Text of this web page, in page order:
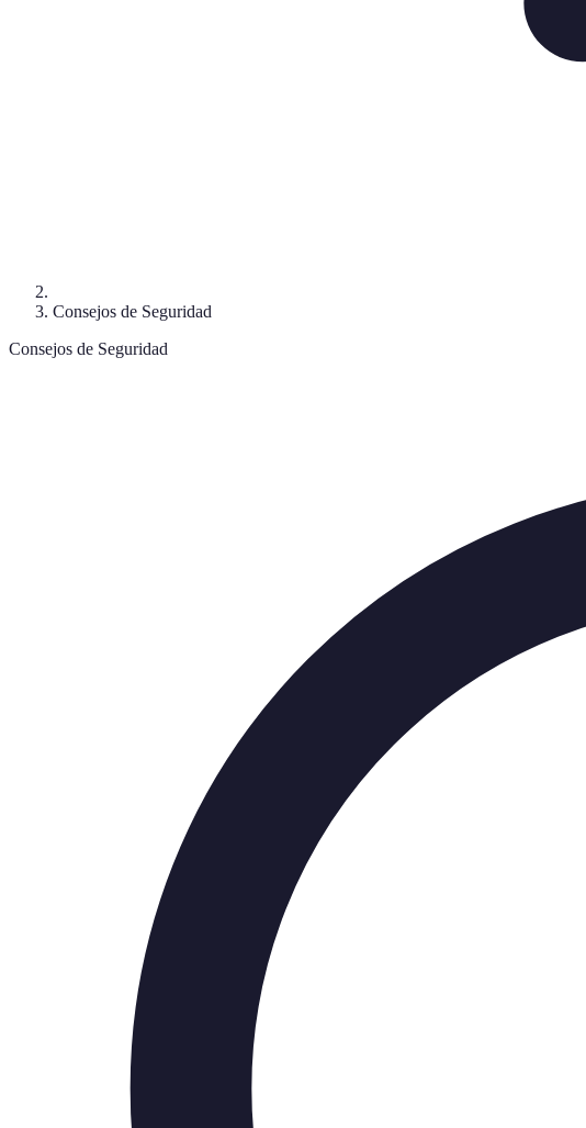
Consejos de Seguridad
Consejos de Seguridad